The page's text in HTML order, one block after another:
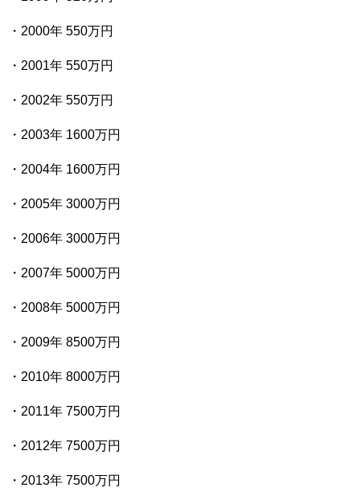
・2000年 550万円
・2001年 550万円
・2002年 550万円
・2003年 1600万円
・2004年 1600万円
・2005年 3000万円
・2006年 3000万円
・2007年 5000万円
・2008年 5000万円
・2009年 8500万円
・2010年 8000万円
・2011年 7500万円
・2012年 7500万円
・2013年 7500万円